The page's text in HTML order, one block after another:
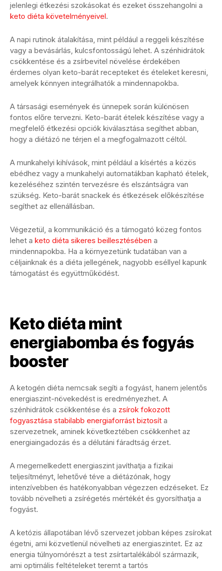
jelenlegi étkezési szokásokat és ezeket összehangolni a
keto diéta követelményeivel.
A napi rutinok átalakítása, mint például a reggeli készítése
vagy a bevásárlás, kulcsfontosságú lehet. A szénhidrátok
csökkentése és a zsírbevitel növelése érdekében
érdemes olyan keto-barát recepteket és ételeket keresni,
amelyek könnyen integrálhatók a mindennapokba.
A társasági események és ünnepek során különösen
fontos előre tervezni. Keto-barát ételek készítése vagy a
megfelelő étkezési opciók kiválasztása segíthet abban,
hogy a diétázó ne térjen el a megfogalmazott céltól.
A munkahelyi kihívások, mint például a kísértés a közös
ebédhez vagy a munkahelyi automatákban kapható ételek,
kezeléséhez szintén tervezésre és elszántságra van
szükség. Keto-barát snackek és étkezések előkészítése
segíthet az ellenállásban.
Végezetül, a kommunikáció és a támogató közeg fontos
lehet a keto diéta sikeres beillesztésében a
mindennapokba. Ha a környezetünk tudatában van a
céljainknak és a diéta jellegének, nagyobb eséllyel kapunk
támogatást és együttműködést.
Keto diéta mint
energiabomba és fogyás
booster
A ketogén diéta nemcsak segíti a fogyást, hanem jelentős
energiaszint-növekedést is eredményezhet. A
szénhidrátok csökkentése és a zsírok fokozott
fogyasztása stabilabb energiaforrást biztosít a
szervezetnek, aminek következtében csökkenhet az
energiaingadozás és a délutáni fáradtság érzet.
A megemelkedett energiaszint javíthatja a fizikai
teljesítményt, lehetővé téve a diétázónak, hogy
intenzívebben és hatékonyabban végezzen edzéseket. Ez
tovább növelheti a zsírégetés mértékét és gyorsíthatja a
fogyást.
A ketózis állapotában lévő szervezet jobban képes zsírokat
égetni, ami közvetlenül növelheti az energiaszintet. Ez az
energia túlnyomórészt a test zsírtartalékából származik,
ami optimális feltételeket teremt a tartós